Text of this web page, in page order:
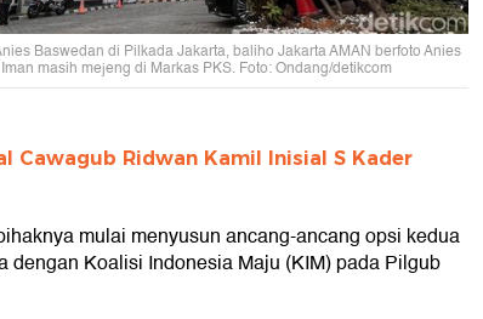
Baswedan di Pilkada Jakarta, baliho Jakarta AMAN berfoto Anies
masih mejeng di Markas PKS. Foto: Ondang/detikcom
Cawagub Ridwan Kamil Inisial S Kader
mulai menyusun ancang-ancang opsi kedua
dengan Koalisi Indonesia Maju (KIM) pada Pilgub